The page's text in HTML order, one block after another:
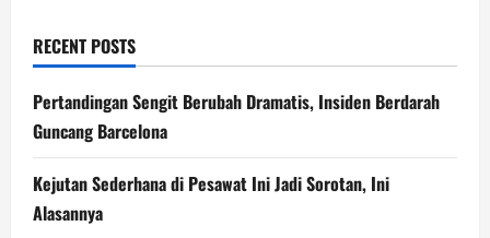
RECENT POSTS
Pertandingan Sengit Berubah Dramatis, Insiden Berdarah
Guncang Barcelona
Kejutan Sederhana di Pesawat Ini Jadi Sorotan, Ini
Alasannya